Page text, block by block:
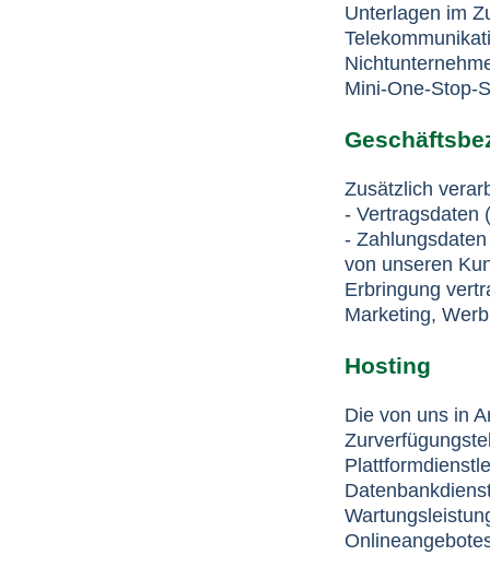
Unterlagen im
Mini-One-Stop-
Zusätzlich
- Vertragsdaten
-
von unseren
Erbringung
Marketing,
Hosting
Die von uns in